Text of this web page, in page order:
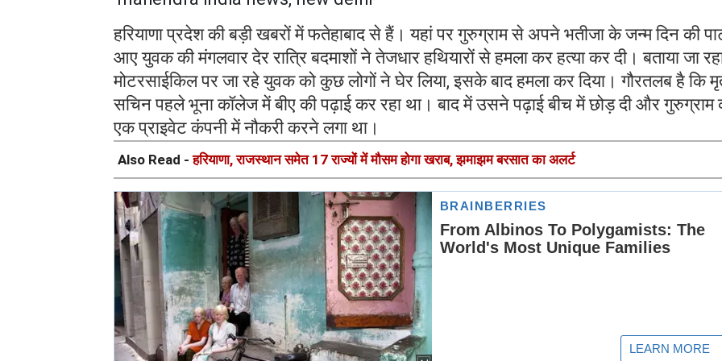
हरियाणा प्रदेश की बड़ी खबरों में फतेहाबाद से हैं। यहां पर गुरुग्राम से अपने भतीजा के जन्म दिन की
आए युवक की मंगलवार देर रात्रि बदमाशों ने तेजधार हथियारों से हमला कर हत्या कर दी। बताया जा
मोटरसाईकिल पर जा रहे युवक को कुछ लोगों ने घेर लिया, इसके बाद हमला कर दिया। गौरतलब है कि
सचिन पहले भूना कॉलेज में बीए की पढ़ाई कर रहा था। बाद में उसने पढ़ाई बीच में छोड़ दी और गुरुग्राम
एक प्राइवेट कंपनी में नौकरी करने लगा था।
Also Read -हरियाणा, राजस्थान समेत 17 राज्यों में मौसम होगा खराब, झमाझम बरसात का अलर्ट